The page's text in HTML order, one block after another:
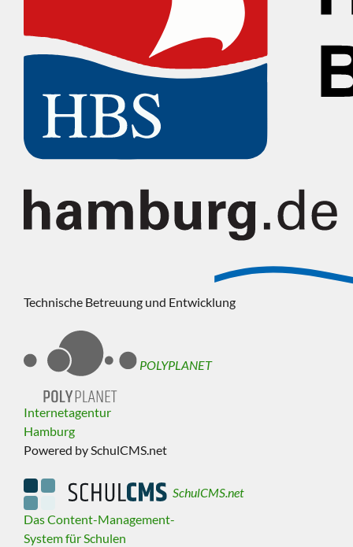
Technische Betreuung und Entwicklung
POLYPLANET
Internetagentur
Hamburg
Powered by SchulCMS.net
SchulCMS.net
Das Content-Management-
System für Schulen